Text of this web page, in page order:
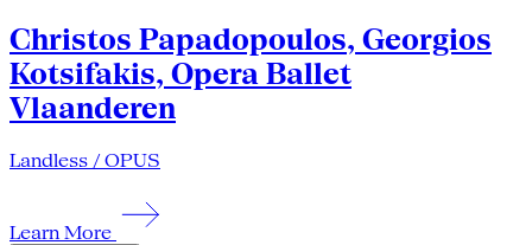
Christos Papadopoulos, Georgios
Kotsifakis, Opera Ballet
Vlaanderen
Landless / OPUS
Learn More